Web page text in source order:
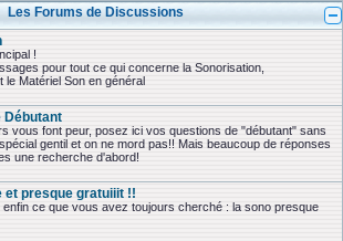
Les Forums de Discussions
!
pour tout ce qui concerne la Sonorisation,
le Matériel Son en général
Débutant
vous font peur, posez ici vos questions de "débutant" sans
gentil et on ne mord pas!! Mais beaucoup de réponses
une recherche d'abord!
et presque gratuiiit !!
ce que vous avez toujours cherché : la sono presque